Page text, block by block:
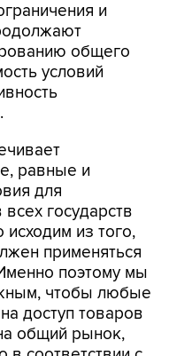
и
общего
условий
равные и
для
государств
из того,
применяться
поэтому мы
чтобы любые
доступ товаров
общий рынок,